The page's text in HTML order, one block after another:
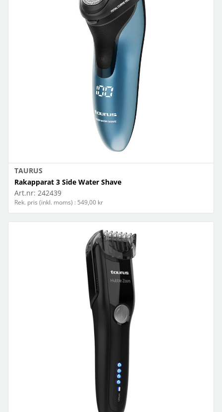
TAURUS
Rakapparat 3 Side Water Shave
Art.nr: 242439
Rek. pris (inkl. moms) : 549,00 kr